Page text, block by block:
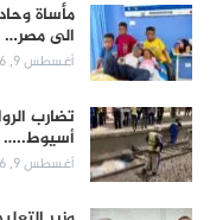
مأساة
الى مصر…
أغسطس 9, 2026
تضارب
أسيوط..…
أغسطس 9, 2026